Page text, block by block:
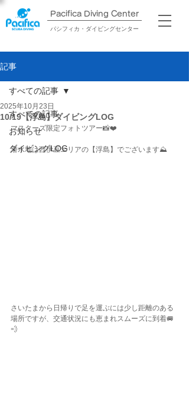
Pacifica Diving Center​
パシフィカ・ダイビングセンター
記事
すべての記事
お知らせ
ダイビングLOG
すべての記事
10/19【浮島】ダイビングLOG
2025年10月23日
マスターズ限定フォトツアー📸❤️
潜水地は西伊豆エリアの【浮島】でございます⛰️
さいたまから日帰りで足を運ぶには少し距離のある
場所ですが、交通状況にも恵まれスムーズに到着🚐
💨